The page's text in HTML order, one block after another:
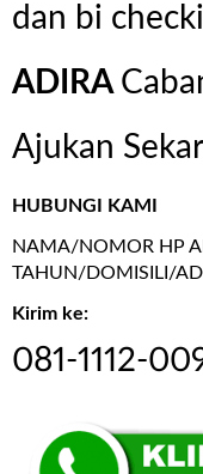
dan bi
ADIRA
Ajukan
HUBUNGI KAMI
NAMA/NOMOR HP
TAHUN/DOMISILI/
Kirim ke:
081-1112-